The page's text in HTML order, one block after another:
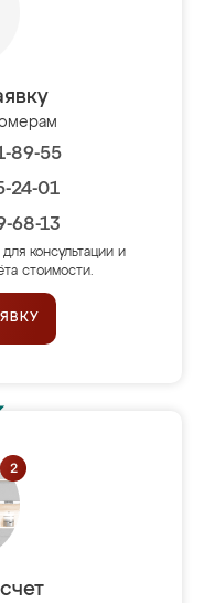
89-55
24-01
68-13
консультации и
стоимости.